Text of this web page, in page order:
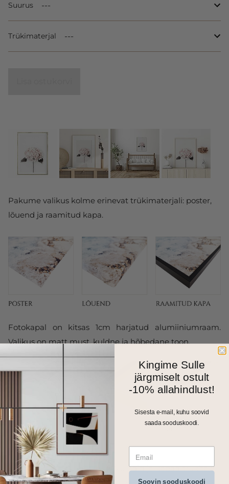
Pakume valikus kolme erinevat trükimaterjali: poster,
lõuend ja raamitud kapa.
Fotokapal on kitsas 1cm harjatud alumiiniumraam.
Valikus on matt must, kuldne ja hõbedane toon.
Suurus
Trükimaterjal
Kõik meie seinapildid, fotolõuendid ja kapad trükitakse
Kingime Sulle
järgmiselt ostult
-10% allahindlust!
Sisesta e-mail, kuhu soovid
saada sooduskoodi.
Soovin sooduskoodi